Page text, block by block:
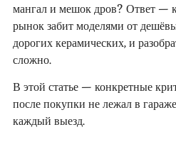
мангал и мешок дров? Ответ —
рынок забит моделями от
дорогих керамических, и
сложно.
В этой статье — конкретные
после покупки не лежал в
каждый выезд.